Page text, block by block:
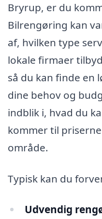
Bryrup, er du
Bilrengøring kan
af, hvilken type
lokale firmaer
så du kan finde en
dine behov og
indblik i, hvad du
kommer til
område.
Typisk kan du
Udvendig